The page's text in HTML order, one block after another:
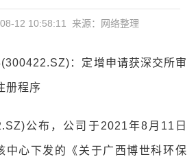
12 10:58:11 来源：网络整理
：定增申请获深交所审
册程序
公布，公司于2021年8月11日
中心下发的《关于广西博世科环保